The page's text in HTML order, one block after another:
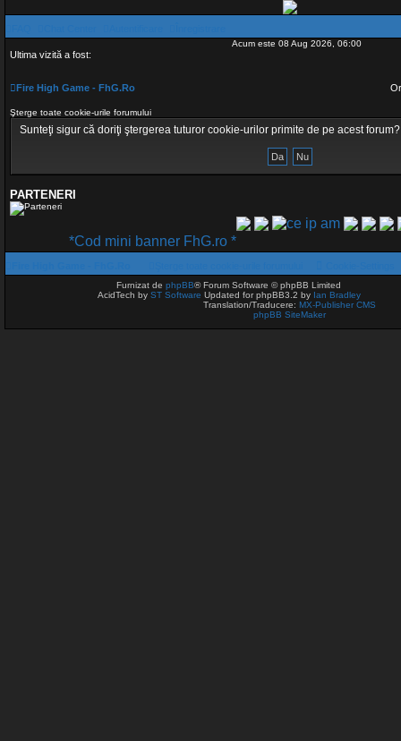
Acum este 08 Aug 2026, 06:00
Ultima vizită a fost:
Fire High Game - FhG.Ro
Şterge toate cookie-urile forumului
Sunteţi sigur că doriţi ştergerea tuturor cookie-urilor primite de pe acest forum?
PARTENERI
*Cod mini banner FhG.ro *
Furnizat de phpBB® Forum Software © phpBB Limited
AcidTech by ST Software Updated for phpBB3.2 by Ian Bradley
Translation/Traducere: MX-Publisher CMS
phpBB SiteMaker